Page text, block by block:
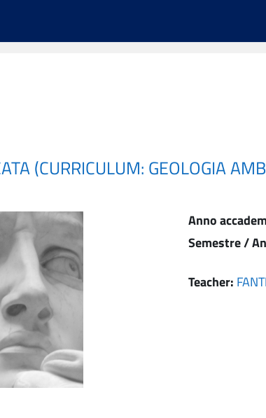
(CURRICULUM: GEOLOGIA
Anno
Semestre /
Teacher: